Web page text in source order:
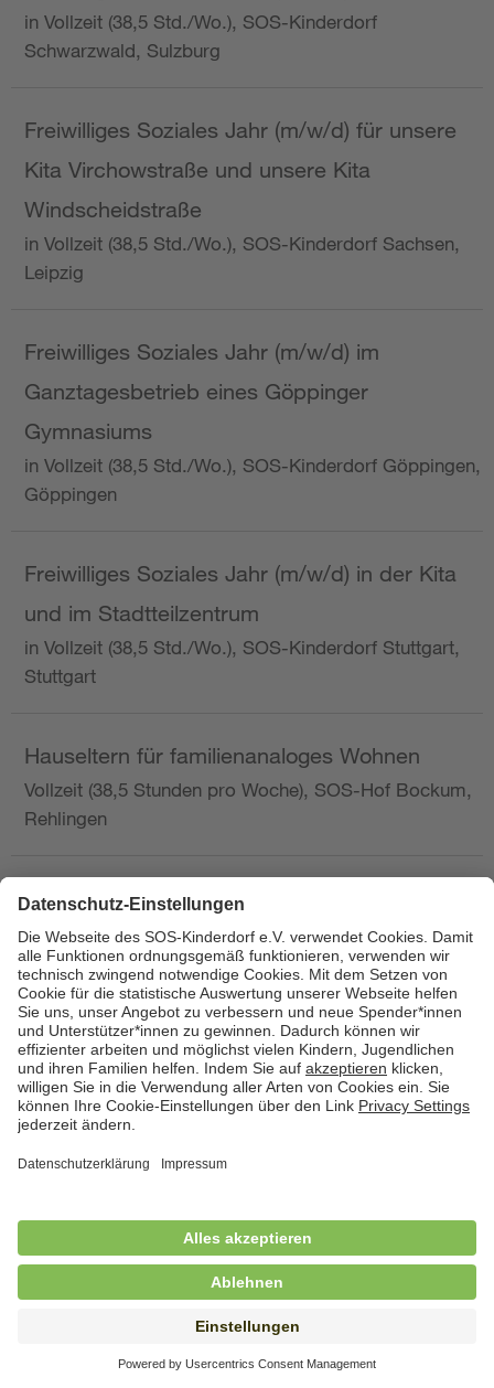
in Vollzeit (38,5 Std./Wo.), SOS-Kinderdorf
Schwarzwald, Sulzburg
Freiwilliges Soziales Jahr (m/w/d) für unsere
Kita Virchowstraße und unsere Kita
Windscheidstraße
in Vollzeit (38,5 Std./Wo.), SOS-Kinderdorf Sachsen,
Leipzig
Freiwilliges Soziales Jahr (m/w/d) im
Ganztagesbetrieb eines Göppinger
Gymnasiums
in Vollzeit (38,5 Std./Wo.), SOS-Kinderdorf Göppingen,
Göppingen
Freiwilliges Soziales Jahr (m/w/d) in der Kita
und im Stadtteilzentrum
in Vollzeit (38,5 Std./Wo.), SOS-Kinderdorf Stuttgart,
Stuttgart
Hauseltern für familienanaloges Wohnen
Vollzeit (38,5 Stunden pro Woche), SOS-Hof Bockum,
Rehlingen
Hauswirtschafterin / Köchin (m/w/d) als
Ausbilderin (m/w/d) im Bereich
Nahrungszubereitung
in Vollzeit (38,5 Std./Wo.), SOS-Kinderdorf
Saarbrücken, Saarbrücken
Hauswirtschaftskraft (m/w/d)
in Teilzeit (mind. 20 - max. 30 Std./.Wo.), SOS-
Hauswirtschaftskraft (m/w/d)
in unbefristeter Anstellung, Teilzeit (20 Std./Wo.), SOS-
Kinderdorf Dortmund, Hagen